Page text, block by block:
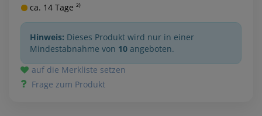
ca. 14 Tage ²⁾
Hinweis: Dieses Produkt wird nur in einer
Mindestabnahme von 10 angeboten.
auf die Merkliste setzen
Frage zum Produkt